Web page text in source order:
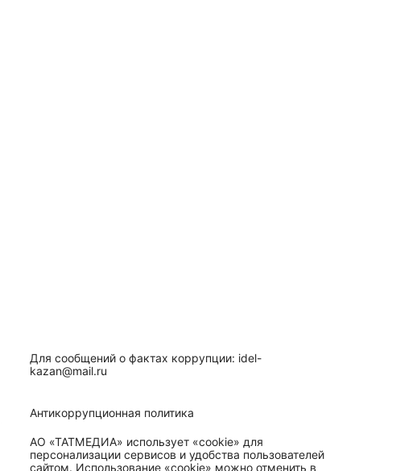
Для сообщений о фактах коррупции: idel-
kazan@mail.ru
Антикоррупционная политика
АО «ТАТМЕДИА» использует «cookie» для
персонализации сервисов и удобства пользователей
сайтом. Использование «cookie» можно отменить в